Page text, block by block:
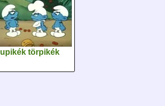
törpikék